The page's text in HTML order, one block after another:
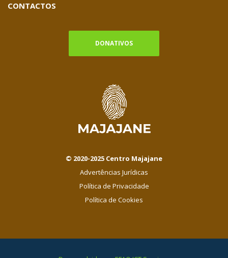
CONTACTOS
DONATIVOS
© 2020-2025 Centro Majajane
Advertências Jurídicas
Política de Privacidade
Política de Cookies